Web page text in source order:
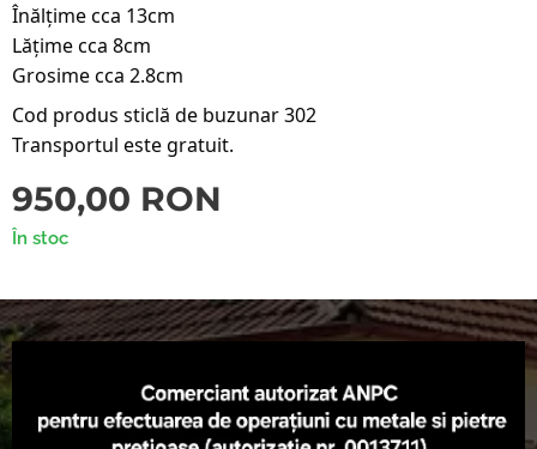
Înălțime cca 13cm
Lățime cca 8cm
Grosime cca 2.8cm
Cod produs sticlă de buzunar 302
Transportul este gratuit.
950,00 RON
În stoc